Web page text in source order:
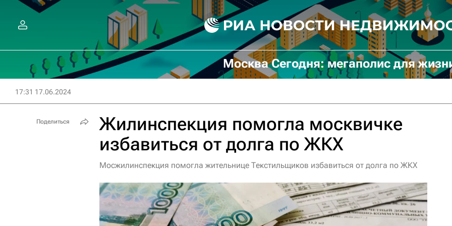
Москва Сегодня: мегаполис для
17:31 17.06.2024
Жилинспекция помогла москвичке
избавиться от долга по ЖКХ
Мосжилинспекция помогла жительнице Текстильщиков избавиться от долга по ЖКХ
Поделиться